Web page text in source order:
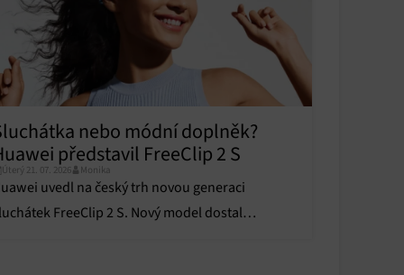
aktivní
aktivní
nebo módní doplněk?
představil FreeClip 2 S
Úterý 21. 07. 2026 Monika
uvedl na český trh novou generaci
FreeClip 2 S. Nový model dostal